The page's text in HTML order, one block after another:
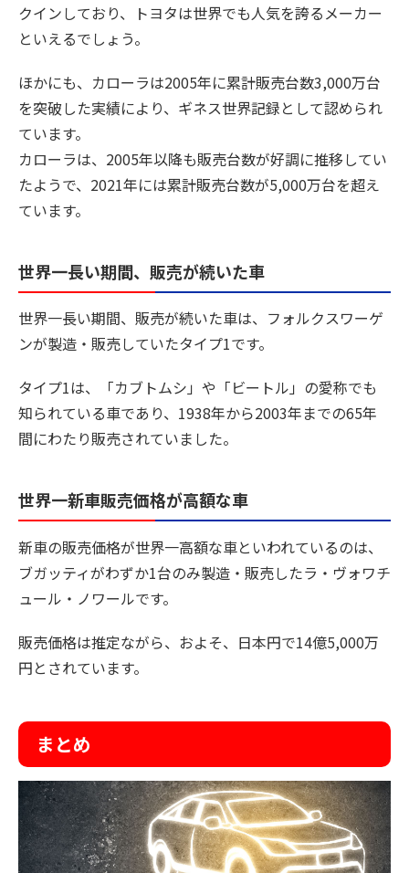
クインしており、トヨタは世界でも人気を誇るメーカー
といえるでしょう。
ほかにも、カローラは2005年に累計販売台数3,000万台
を突破した実績により、ギネス世界記録として認められ
ています。
カローラは、2005年以降も販売台数が好調に推移してい
たようで、2021年には累計販売台数が5,000万台を超え
ています。
世界一長い期間、販売が続いた車
世界一長い期間、販売が続いた車は、フォルクスワーゲ
ンが製造・販売していたタイプ1です。
タイプ1は、「カブトムシ」や「ビートル」の愛称でも
知られている車であり、1938年から2003年までの65年
間にわたり販売されていました。
世界一新車販売価格が高額な車
新車の販売価格が世界一高額な車といわれているのは、
ブガッティがわずか1台のみ製造・販売したラ・ヴォワチ
ュール・ノワールです。
販売価格は推定ながら、およそ、日本円で14億5,000万
円とされています。
まとめ